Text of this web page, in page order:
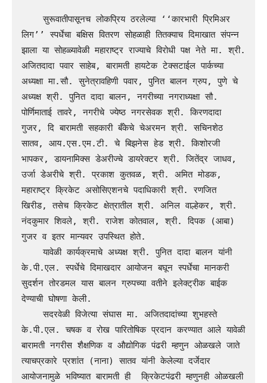
    सुरूवातीपासूनच लोकप्रिय ठरलेल्या ‘‘कारभारी प्रिमिअर
लिग’’ स्पर्धेचा बक्षिस वितरण सोहळाही तितक्याच दिमाखात संपन्न
झाला या सोहळ्यावेळी महाराष्ट्र राज्याचे विरोधी पक्ष नेते मा. श्री.
अजितदादा पवार साहेब, बारामती हायटेक टेक्सटाईल पार्कच्या
अध्यक्षा मा.सौ. सुनेत्रावहिणी पवार, पुनित बालन ग्रुप, पुणे चे
अध्यक्ष श्री. पुनित दादा बालन, नगरीच्या नगराध्यक्षा सौ.
पोर्णिमाताई तावरे, नगरीचे ज्येष्ठ नगरसेवक श्री. किरणदादा
गुजर, दि बारामती सहकारी बँकेचे चेअरमन श्री. सचिनशेठ
सातव, आय.एस.एम.टी. चे बिझनेस हेड श्री. किशोरजी
भापकर, डायनामिक्स डेअरीज्चे डायरेक्टर श्री. जितेंद्र जाधव,
उर्जा डेअरीचे श्री. प्रकाश कुतवळ, श्री. अमित मोडक,
महाराष्ट्र क्रिकेट असोसिएशनचे पदाधिकारी श्री. रणजित
खिरीड, तसेच क्रिकेट क्षेत्रातील श्री. अनिल वाल्हेकर, श्री.
नंदकुमार शिवले, श्री. राजेश कोतवाल, श्री. दिपक (आबा)
गुजर व इतर मान्यवर उपस्थित होते.
    यावेळी कार्यक्रमाचे अध्यक्ष श्री. पुनित दादा बालन यांनी
के.पी.एल. स्पर्धेचे दिमाखदार आयोजन बघून स्पर्धेचा मानकरी
सुदर्शन तोरडमल यास बालन ग्रुपच्या वतीने इलेक्ट्रीक बाईक
देण्याची घोषणा केली.
    सदरवेळी विजेत्या संघास मा. अजितदादांच्या शुभहस्ते
के.पी.एल. चषक व रोख पारितोषिक प्रदान करण्यात आले यावेळी
बारामती नगरीस शैक्षणिक व औद्योगिक पंढरी म्हणुन ओळखले जाते
त्याचप्रकारे प्रशांत (नाना) सातव यांनी केलेल्या दर्जेदार
आयोजनामुळे भविष्यात बारामती ही  क्रिकेटपंढरी म्हणुनही ओळखली